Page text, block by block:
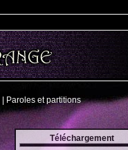
Paroles et partitions
Téléchargement